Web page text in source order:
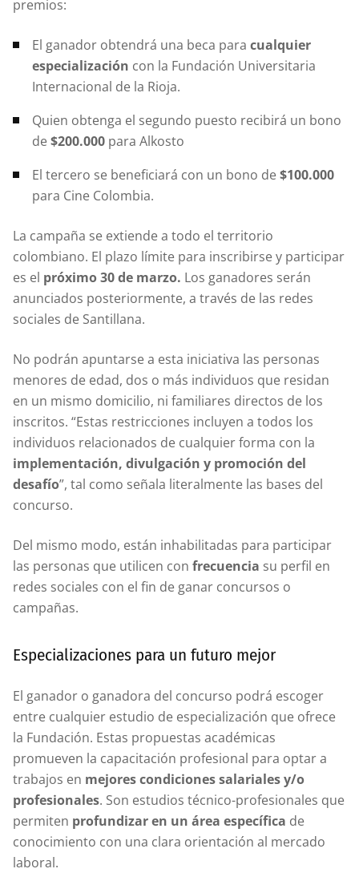
premios:
El ganador obtendrá una beca para cualquier
especialización con la Fundación Universitaria
Internacional de la Rioja.
Quien obtenga el segundo puesto recibirá un bono
de$200.000 para Alkosto
El tercero se beneficiará con un bono de$100.000
para Cine Colombia.
La campaña se extiende a todo el territorio
colombiano. El plazo límite para inscribirse y participar
es el próximo 30 de marzo. Los ganadores serán
anunciados posteriormente, a través de las redes
sociales de Santillana.
No podrán apuntarse a esta iniciativa las personas
menores de edad, dos o más individuos que residan
en un mismo domicilio, ni familiares directos de los
inscritos. “Estas restricciones incluyen a todos los
individuos relacionados de cualquier forma con la
implementación, divulgación y promoción del
desafío”, tal como señala literalmente las bases del
concurso.
Del mismo modo, están inhabilitadas para participar
las personas que utilicen con frecuencia su perfil en
redes sociales con el fin de ganar concursos o
campañas.
Especializaciones para un futuro mejor
El ganador o ganadora del concurso podrá escoger
entre cualquier estudio de especialización que ofrece
la Fundación. Estas propuestas académicas
promueven la capacitación profesional para optar a
trabajos en mejores condiciones salariales y/o
profesionales. Son estudios técnico-profesionales que
permiten profundizar en un área específica de
conocimiento con una clara orientación al mercado
laboral.